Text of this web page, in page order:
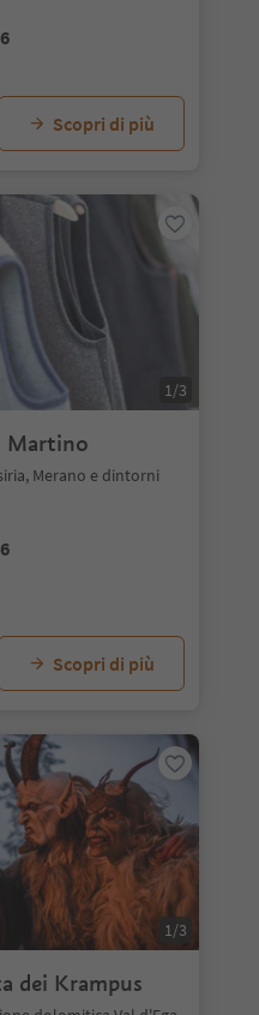
Scopri di più
1/3
Martino
Merano e dintorni
Scopri di più
1/3
dei Krampus